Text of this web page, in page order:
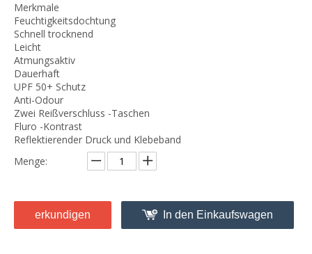
Merkmale
Feuchtigkeitsdochtung
Schnell trocknend
Leicht
Atmungsaktiv
Dauerhaft
UPF 50+ Schutz
Anti-Odour
Zwei Reißverschluss -Taschen
Fluro -Kontrast
Reflektierender Druck und Klebeband
Menge:
erkundigen In den Einkaufswagen